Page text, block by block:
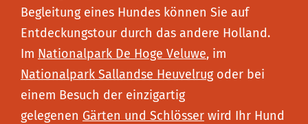
Begleitung eines Hundes können Sie auf
Entdeckungstour durch das andere Holland.
Im Nationalpark De Hoge Veluwe, im
Nationalpark Sallandse Heuvelrugoder bei
einem Besuch der einzigartig
gelegenen Gärten und Schlösser wird Ihr Hund